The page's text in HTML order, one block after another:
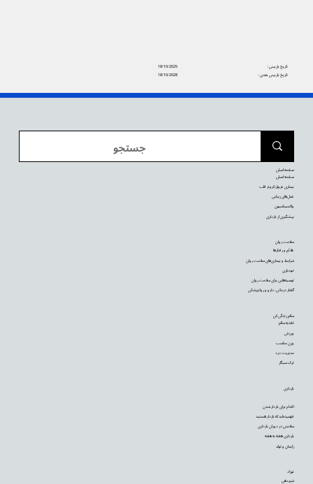
18/10/2025
تاریخ بازبینی:
18/10/2028
تاریخ بازبینی بعدی:
نوزاد
شیردهی
بارداری
اقدام برای باردار شدن
فهمیده‌اید که باردار هستید
سلامتی در دوران بارداری
بارداری هفته به هفته
زایمان و تولد
سالم زندگی کن
تغذیه سالم
ورزش
وزن مناسب
مدیریت درد
ترک سیگار
سلامت روان
علائم و رفتارها
شرایط و بیماری‌های سلامت روان
خودیاری
توصیه‌‌هایی برای سلامت روان
گفتار درمانی، دارو و روانپزشکی
صفحه اصلی
صفحه اصلی
بیماری عروق کرونر قلب
عمل‌های زیبایی
واکسیناسیون
پیشگیری از بارداری